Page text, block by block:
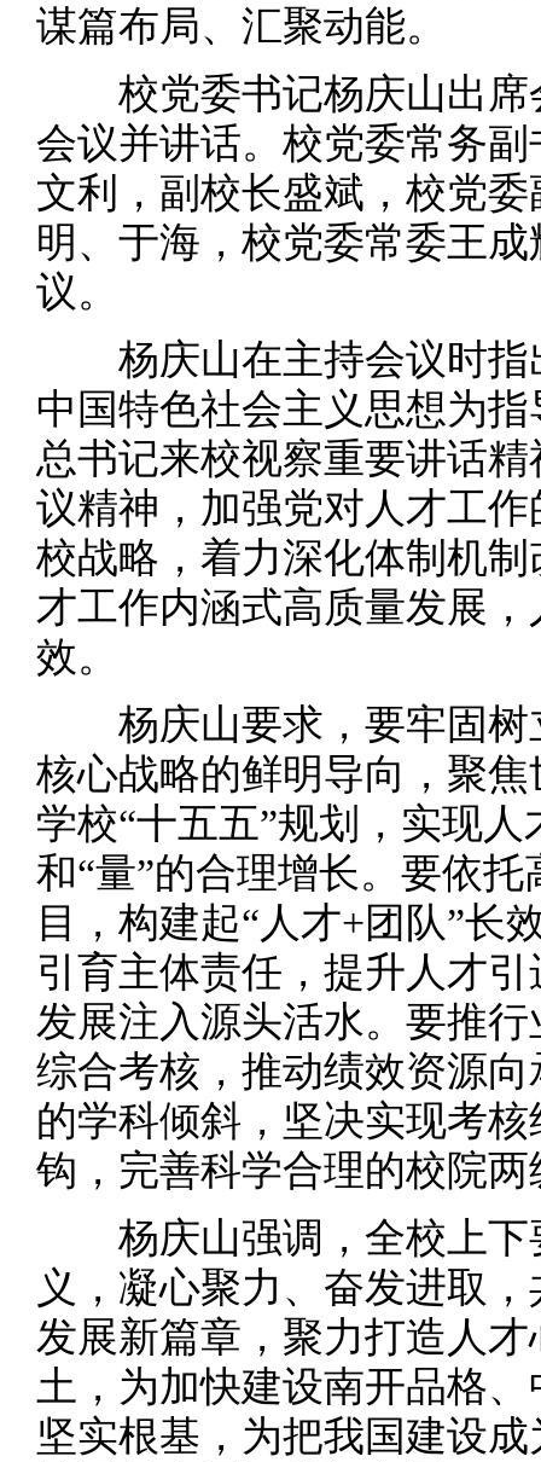
谋篇布局、汇聚动能。
校党委书记杨庆山出席
会议并讲话。校党委常务
文利，副校长盛斌，校党
明、于海，校党委常委王
议。
杨庆山在主持会议时指
中国特色社会主义思想为
总书记来校视察重要讲话
议精神，加强党对人才工
校战略，着力深化体制机
才工作内涵式高质量发展
效。
杨庆山要求，要牢固树
核心战略的鲜明导向，聚
学校“十五五”规划，实现
和“量”的合理增长。要依
目，构建起“人才+团队”长
引育主体责任，提升人才
发展注入源头活水。要推
综合考核，推动绩效资源
的学科倾斜，坚决实现考
钩，完善科学合理的校院
杨庆山强调，全校上下
义，凝心聚力、奋发进取
发展新篇章，聚力打造人
土，为加快建设南开品格
坚实根基，为把我国建设